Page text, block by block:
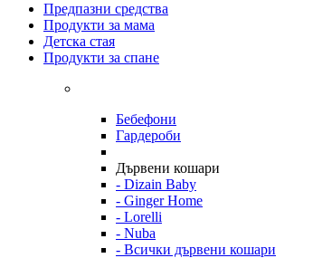
Предпазни средства
Продукти за мама
Детска стая
Продукти за спане
Бебефони
Гардероби
Дървени кошари
- Dizain Baby
- Ginger Home
- Lorelli
- Nuba
- Всички дървени кошари